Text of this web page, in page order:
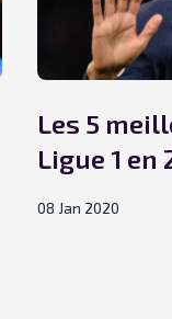
Les 5
Ligue 1 en
08 Jan 2020